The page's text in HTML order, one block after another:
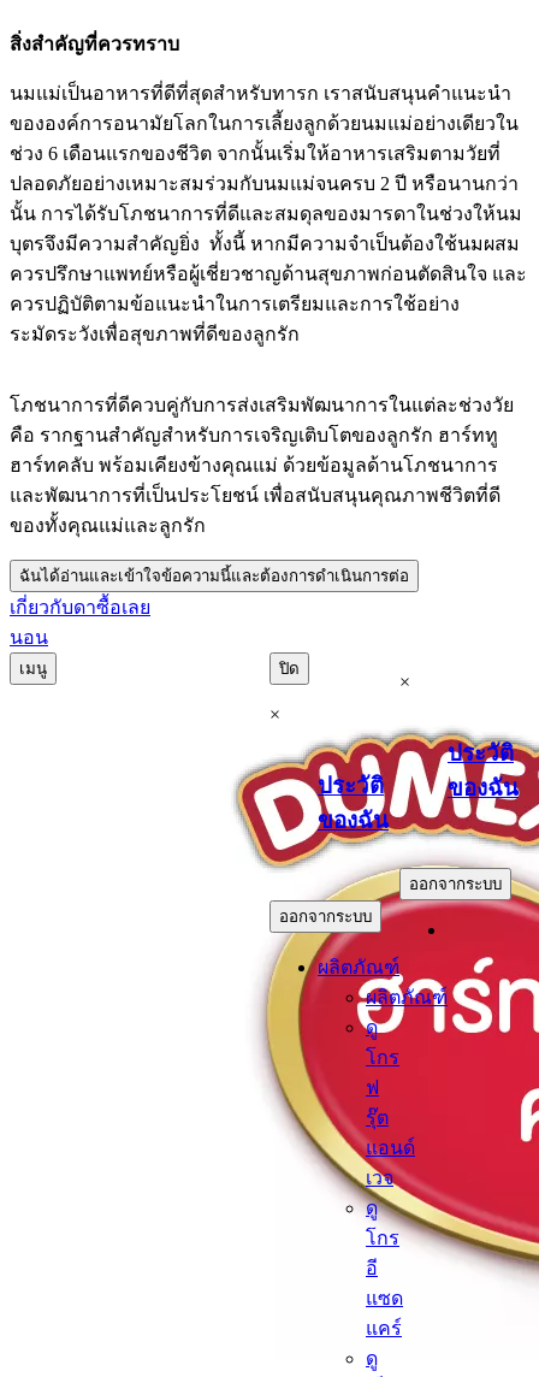
สิ่งสำคัญที่ควรทราบ
นมแม่เป็นอาหารที่ดีที่สุดสำหรับทารก เราสนับสนุนคำแนะนำ
ขององค์การอนามัยโลกในการเลี้ยงลูกด้วยนมแม่อย่างเดียวใน
ช่วง 6 เดือนแรกของชีวิต จากนั้นเริ่มให้อาหารเสริมตามวัยที่
ปลอดภัยอย่างเหมาะสมร่วมกับนมแม่จนครบ 2 ปี หรือนานกว่า
นั้น การได้รับโภชนาการที่ดีและสมดุลของมารดาในช่วงให้นม
บุตรจึงมีความสำคัญยิ่ง ทั้งนี้ หากมีความจำเป็นต้องใช้นมผสม
ควรปรึกษาแพทย์หรือผู้เชี่ยวชาญด้านสุขภาพก่อนตัดสินใจ และ
ควรปฏิบัติตามข้อแนะนำในการเตรียมและการใช้อย่าง
ระมัดระวังเพื่อสุขภาพที่ดีของลูกรัก
โภชนาการที่ดีควบคู่กับการส่งเสริมพัฒนาการในแต่ละช่วงวัย
คือ รากฐานสำคัญสำหรับการเจริญเติบโตของลูกรัก ฮาร์ททู
ฮาร์ทคลับ พร้อมเคียงข้างคุณแม่ ด้วยข้อมูลด้านโภชนาการ
และพัฒนาการที่เป็นประโยชน์ เพื่อสนับสนุนคุณภาพชีวิตที่ดี
ของทั้งคุณแม่และลูกรัก
ฉันได้อ่านและเข้าใจข้อความนี้และต้องการดำเนินการต่อ
เกี่ยวกับดา
นอน
ซื้อเลย
เมนู ปิด
×
ประวัติ
ของฉัน
.
ออกจากระบบ
ผลิตภัณฑ์
ผลิตภัณฑ์
ดู
โกร
ฟ
รุ๊ต
แอนด์
เวจ
ดู
โกร
อี
แซด
แคร์
ดู
×
ประวัติ
ของฉัน
.
ออกจากระบบ